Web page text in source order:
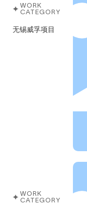
WORK
CATEGORY
无锡威孚项目
WORK
CATEGORY